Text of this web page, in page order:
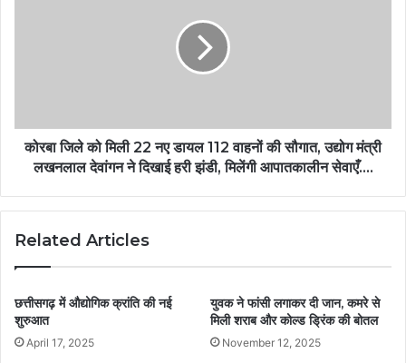
कोरबा जिले को मिली 22 नए डायल 112 वाहनों की सौगात, उद्योग मंत्री
लखनलाल देवांगन ने दिखाई हरी झंडी, मिलेंगी आपातकालीन सेवाएँ….
Related Articles
छत्तीसगढ़ में औद्योगिक क्रांति की नई
शुरुआत
April 17, 2025
युवक ने फांसी लगाकर दी जान, कमरे से
मिली शराब और कोल्ड ड्रिंक की बोतल
November 12, 2025